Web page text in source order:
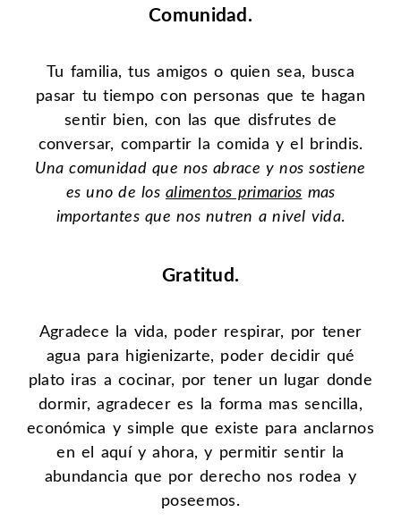
Comunidad.
Tu familia, tus amigos o quien sea, busca
pasar tu tiempo con personas que te hagan
sentir bien, con las que disfrutes de
conversar, compartir la comida y el brindis.
Una comunidad que nos abrace y nos sostiene
es uno de los alimentos primarios mas
importantes que nos nutren a nivel vida.
Gratitud.
Agradece la vida, poder respirar, por tener
agua para higienizarte, poder decidir qué
plato iras a cocinar, por tener un lugar donde
dormir, agradecer es la forma mas sencilla,
económica y simple que existe para anclarnos
en el aquí y ahora, y permitir sentir la
abundancia que por derecho nos rodea y
poseemos.